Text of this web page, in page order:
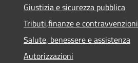
Giustizia e sicurezza pubblica
Tributi,finanze e contravvenzioni
Salute, benessere e assistenza
Autorizzazioni